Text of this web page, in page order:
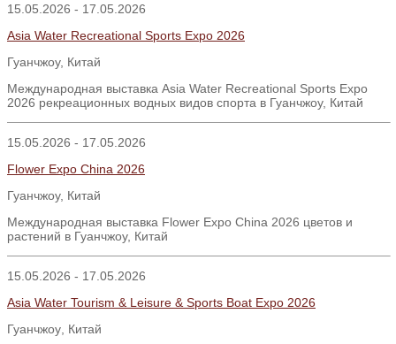
15.05.2026 - 17.05.2026
Asia Water Recreational Sports Expo 2026
Гуанчжоу, Китай
Международная выставка Asia Water Recreational Sports Expo
2026 рекреационных водных видов спорта в Гуанчжоу, Китай
15.05.2026 - 17.05.2026
Flower Expo China 2026
Гуанчжоу, Китай
Международная выставка Flower Expo China 2026 цветов и
растений в Гуанчжоу, Китай
15.05.2026 - 17.05.2026
Asia Water Tourism & Leisure & Sports Boat Expo 2026
Гуанчжоу Китай